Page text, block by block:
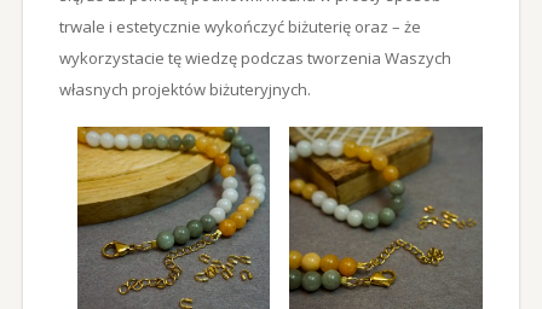
trwale i estetycznie wykończyć biżuterię oraz – że
wykorzystacie tę wiedzę podczas tworzenia Waszych
własnych projektów biżuteryjnych.